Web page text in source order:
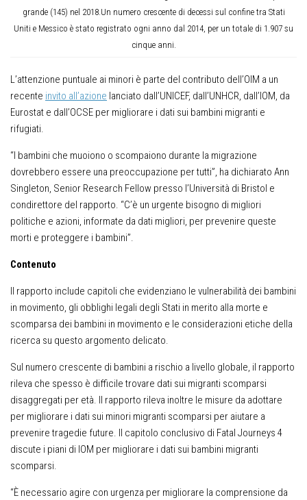
grande (145) nel 2018.Un numero crescente di decessi sul confine tra Stati
Uniti e Messico è stato registrato ogni anno dal 2014, per un totale di 1.907 su
cinque anni.
L’attenzione puntuale ai minori è parte del contributo dell’OIM a un
recente invito all’azione lanciato dall’UNICEF, dall’UNHCR, dall’IOM, da
Eurostat e dall’OCSE per migliorare i dati sui bambini migranti e
rifugiati.
“I bambini che muoiono o scompaiono durante la migrazione
dovrebbero essere una preoccupazione per tutti”, ha dichiarato Ann
Singleton, Senior Research Fellow presso l’Università di Bristol e
condirettore del rapporto. “C’è un urgente bisogno di migliori
politiche e azioni, informate da dati migliori, per prevenire queste
morti e proteggere i bambini”.
Contenuto
Il rapporto include capitoli che evidenziano le vulnerabilità dei bambini
in movimento, gli obblighi legali degli Stati in merito alla morte e
scomparsa dei bambini in movimento e le considerazioni etiche della
ricerca su questo argomento delicato.
Sul numero crescente di bambini a rischio a livello globale, il rapporto
rileva che spesso è difficile trovare dati sui migranti scomparsi
disaggregati per età. Il rapporto rileva inoltre le misure da adottare
per migliorare i dati sui minori migranti scomparsi per aiutare a
prevenire tragedie future. Il capitolo conclusivo di Fatal Journeys 4
discute i piani di IOM per migliorare i dati sui bambini migranti
scomparsi.
“È necessario agire con urgenza per migliorare la comprensione da